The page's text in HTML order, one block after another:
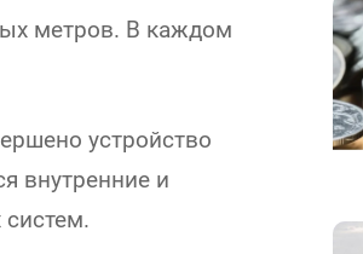
метров. В каждом
устройство
внутренние и